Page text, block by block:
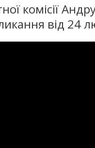
комісії
від 24